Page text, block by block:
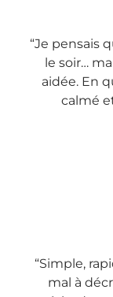
“Je pensais
le soir…
aidée. En
calmé
“Simple,
mal à